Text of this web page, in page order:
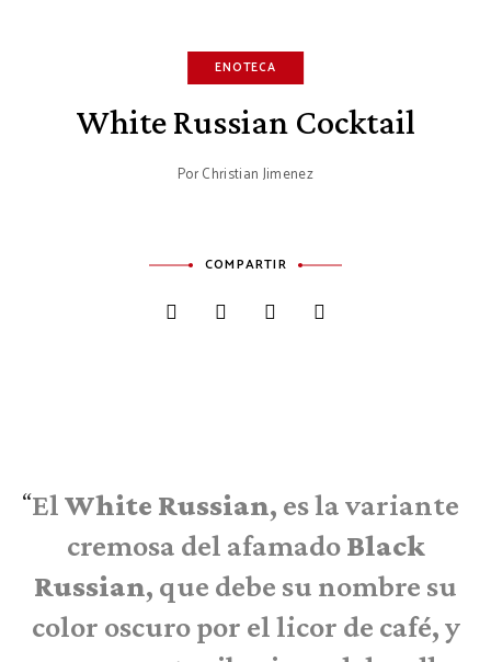
ENOTECA
White Russian Cocktail
PorChristian Jimenez
COMPARTIR
ElWhite Russian, es la variante
cremosa del afamadoBlack
Russian, que debe su nombre su
color oscuro por el licor de café, y